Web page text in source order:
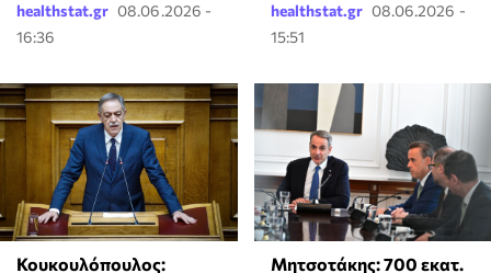
healthstat.gr 08.06.2026 -
16:36
healthstat.gr 08.06.2026 -
15:51
Κουκουλόπουλος:
Μητσοτάκης: 700 εκατ.